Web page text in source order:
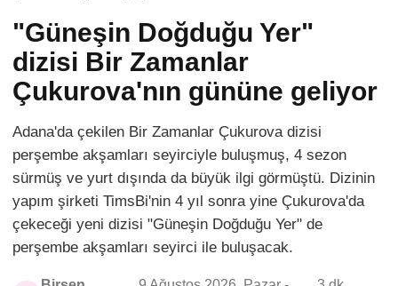
"Güneşin Doğduğu Yer"
dizisi Bir Zamanlar
Çukurova'nın gününe geliyor
Adana'da çekilen Bir Zamanlar Çukurova dizisi
perşembe akşamları seyirciyle buluşmuş, 4 sezon
sürmüş ve yurt dışında da büyük ilgi görmüştü. Dizinin
yapım şirketi TimsBi'nin 4 yıl sonra yine Çukurova'da
çekeceği yeni dizisi "Güneşin Doğduğu Yer" de
perşembe akşamları seyirci ile buluşacak.